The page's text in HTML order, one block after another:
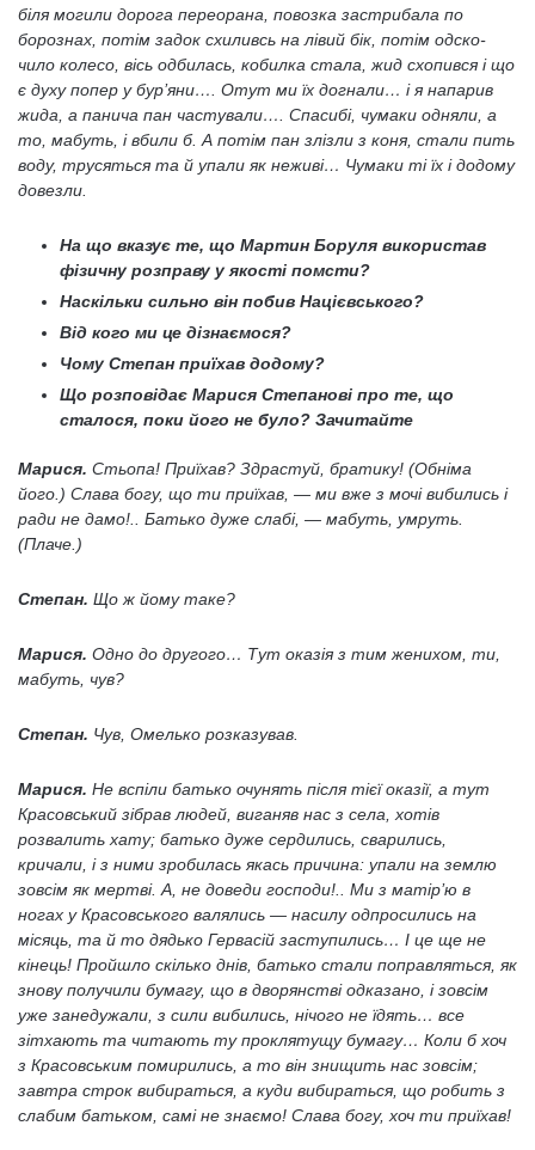
біля могили дорога переорана, повозка застрибала по
борознах, потім задок схиливсь на лівий бік, потім одско-
чило колесо, вісь одбилась, кобилка стала, жид схопився і що
є духу попер у бур’яни…. Отут ми їх догнали… і я напарив
жида, а панича пан частували…. Спасибі, чумаки одняли, а
то, мабуть, і вбили б. А потім пан злізли з коня, стали пить
воду, трусяться та й упали як неживі… Чумаки ті їх і додому
довезли.
На що вказує те, що Мартин Боруля використав
фізичну розправу у якості помсти?
Наскільки сильно він побив Націєвського?
Від кого ми це дізнаємося?
Чому Степан приїхав додому?
Що розповідає Марися Степанові про те, що
сталося, поки його не було? Зачитайте
Марися. Стьопа! Приїхав? Здрастуй, братику! (Обніма
його.) Слава богу, що ти приїхав, — ми вже з мочі вибились і
ради не дамо!.. Батько дуже слабі, — мабуть, умруть.
(Плаче.)
Степан. Що ж йому таке?
Марися. Одно до другого… Тут оказія з тим женихом, ти,
мабуть, чув?
Степан. Чув, Омелько розказував.
Марися. Не вспіли батько очунять після тієї оказії, а тут
Красовський зібрав людей, виганяв нас з села, хотів
розвалить хату; батько дуже сердились, сварились,
кричали, і з ними зробилась якась причина: упали на землю
зовсім як мертві. А, не доведи господи!.. Ми з матір’ю в
ногах у Красовського валялись — насилу одпросились на
місяць, та й то дядько Гервасій заступились… І це ще не
кінець! Пройшло скілько днів, батько стали поправляться, як
знову получили бумагу, що в дворянстві одказано, і зовсім
уже занедужали, з сили вибились, нічого не їдять… все
зітхають та читають ту проклятущу бумагу… Коли б хоч
з Красовським помирились, а то він знищить нас зовсім;
завтра строк вибираться, а куди вибираться, що робить з
слабим батьком, самі не знаємо! Слава богу, хоч ти приїхав!